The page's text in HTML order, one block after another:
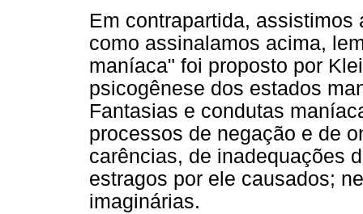
Em contrapartida,
como assinalamos acima,
maníaca" foi proposto por
psicogênese dos estados
Fantasias e condutas
processos de negação e de
carências, de inadequações
estragos por ele causados;
imaginárias.